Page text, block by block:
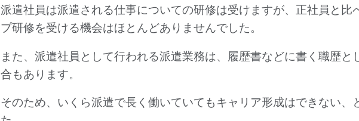
派遣社員は派遣される仕事についての研修は受けますが、正社員と比
プ研修を受ける機会はほとんどありませんでした。
また、派遣社員として行われる派遣業務は、履歴書などに書く職歴と
合もあります。
そのため、いくら派遣で長く働いていてもキャリア形成はできない、